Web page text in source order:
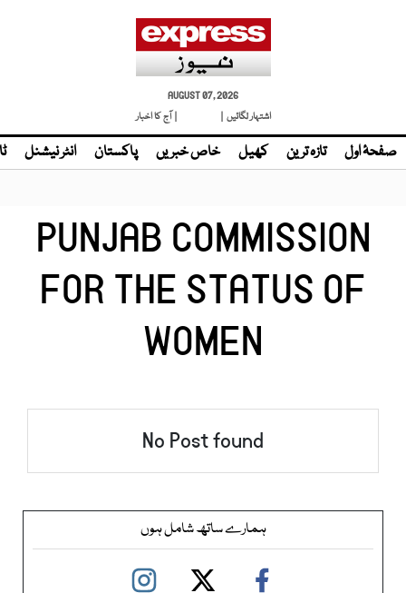
AUGUST 07, 2026
اشتہار لگائیں |
| آج کا اخبار
صفحۂ اول تازہ ترین کھیل خاص خبریں پاکستان انٹر نیشنل
PUNJAB COMMISSION
FOR THE STATUS OF
WOMEN
No Post found
ہمارے ساتھ شامل ہوں